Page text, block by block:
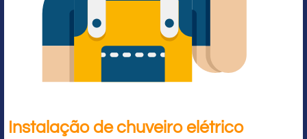
Instalação de chuveiro elétrico